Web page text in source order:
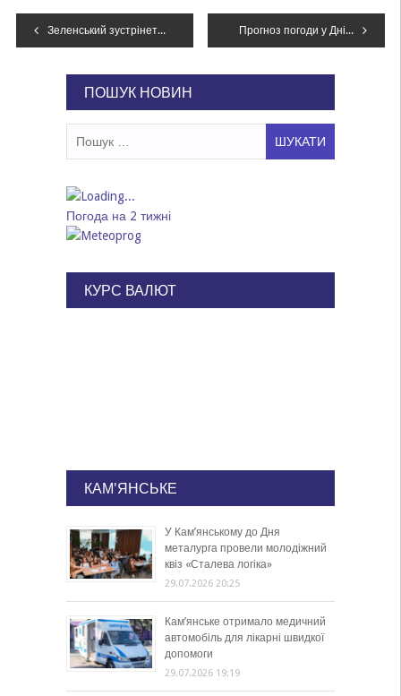
Навігація
Зеленський зустрінеться сьогодні з Макроном, Стармером і Мерцом, – ЗМІ Прогноз погоди у Дніпрі на 7 червня: комфортні температури та мінлива хмарність
ПОШУК НОВИН
Погода на 2 тижні
КУРС ВАЛЮТ
КАМ'ЯНСЬКЕ
У Кам’янському до Дня
металурга провели молодіжний
квіз «Сталева логіка»
29.07.2026 20:25
Кам’янське отримало медичний
автомобіль для лікарні швидкої
допомоги
29.07.2026 19:19